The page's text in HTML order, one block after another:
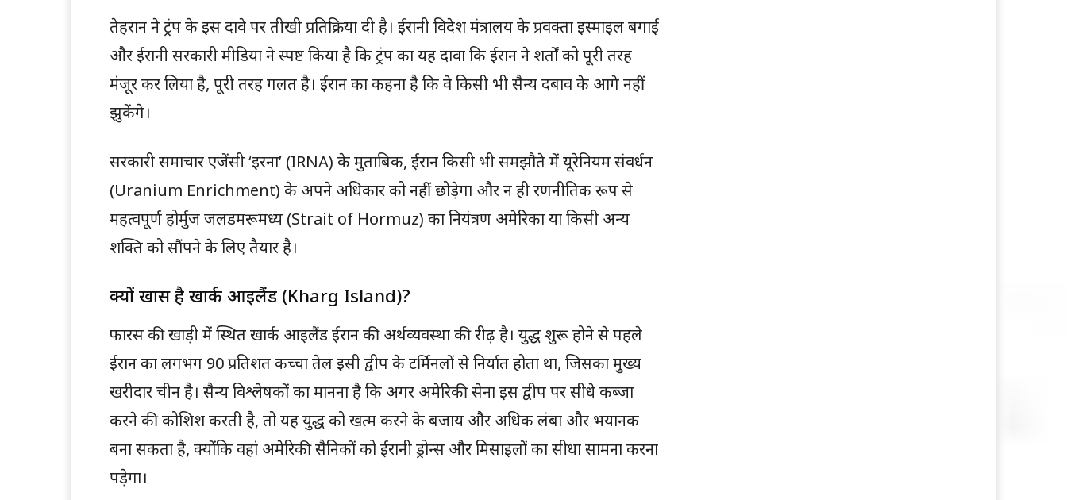
तेहरान ने ट्रंप के इस दावे पर तीखी प्रतिक्रिया दी है। ईरानी विदेश मंत्रालय के प्रवक्ता इस्माइल बगाई
और ईरानी सरकारी मीडिया ने स्पष्ट किया है कि ट्रंप का यह दावा कि ईरान ने शर्तों को पूरी तरह
मंजूर कर लिया है, पूरी तरह गलत है। ईरान का कहना है कि वे किसी भी सैन्य दबाव के आगे नहीं
झुकेंगे।
सरकारी समाचार एजेंसी ‘इरना’ (IRNA) के मुताबिक, ईरान किसी भी समझौते में यूरेनियम संवर्धन
(Uranium Enrichment) के अपने अधिकार को नहीं छोड़ेगा और न ही रणनीतिक रूप से
महत्वपूर्ण होर्मुज जलडमरूमध्य (Strait of Hormuz) का नियंत्रण अमेरिका या किसी अन्य
शक्ति को सौंपने के लिए तैयार है।
क्यों खास है खार्क आइलैंड (Kharg Island)?
फारस की खाड़ी में स्थित खार्क आइलैंड ईरान की अर्थव्यवस्था की रीढ़ है। युद्ध शुरू होने से पहले
ईरान का लगभग 90 प्रतिशत कच्चा तेल इसी द्वीप के टर्मिनलों से निर्यात होता था, जिसका मुख्य
खरीदार चीन है। सैन्य विश्लेषकों का मानना है कि अगर अमेरिकी सेना इस द्वीप पर सीधे कब्जा
करने की कोशिश करती है, तो यह युद्ध को खत्म करने के बजाय और अधिक लंबा और भयानक
बना सकता है, क्योंकि वहां अमेरिकी सैनिकों को ईरानी ड्रोन्स और मिसाइलों का सीधा सामना करना
पड़ेगा।